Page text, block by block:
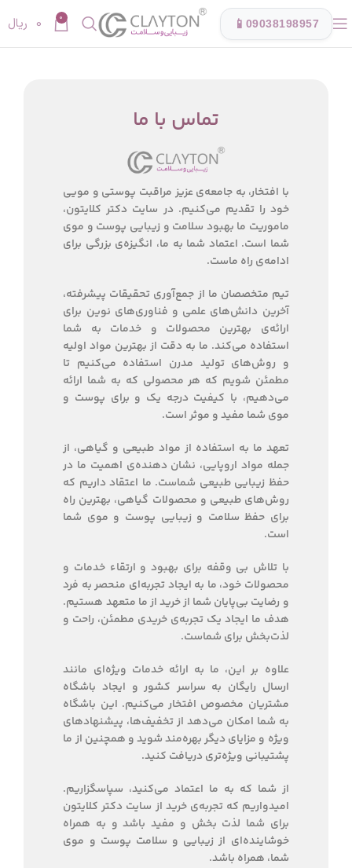
📱 09038198957
0
0 ریال
تماس با ما
با افتخار، به جامعه‌ی عزیز مراقبت پوستی و مویی
خود را تقدیم می‌کنیم. در سایت دکتر کلایتون،
ماموریت ما بهبود سلامت و زیبایی پوست و موی
شما است. اعتماد شما به ما، انگیزه‌ی بزرگی برای
ادامه‌ی راه ماست.
تیم متخصصان ما از جمع‌آوری تحقیقات پیشرفته،
آخرین دانش‌های علمی و فناوری‌های نوین برای
ارائه‌ی بهترین محصولات و خدمات به شما
استفاده می‌کند. ما به دقت از بهترین مواد اولیه
و روش‌های تولید مدرن استفاده می‌کنیم تا
مطمئن شویم که هر محصولی که به شما ارائه
می‌دهیم، با کیفیت درجه یک و برای پوست و
موی شما مفید و موثر است.
تعهد ما به استفاده از مواد طبیعی و گیاهی، از
جمله مواد اروپایی، نشان دهنده‌ی اهمیت ما در
حفظ زیبایی طبیعی شماست. ما اعتقاد داریم که
روش‌های طبیعی و محصولات گیاهی، بهترین راه
برای حفظ سلامت و زیبایی پوست و موی شما
است.
با تلاش بی وقفه برای بهبود و ارتقاء خدمات و
محصولات خود، ما به ایجاد تجربه‌ای منحصر به فرد
و رضایت بی‌پایان شما از خرید از ما متعهد هستیم.
هدف ما ایجاد یک تجربه‌ی خریدی مطمئن، راحت و
لذت‌بخش برای شماست.
علاوه بر این، ما به ارائه خدمات ویژه‌ای مانند
ارسال رایگان به سراسر کشور و ایجاد باشگاه
مشتریان مخصوص افتخار می‌کنیم. این باشگاه
به شما امکان می‌دهد از تخفیف‌ها، پیشنهادهای
ویژه و مزایای دیگر بهره‌مند شوید و همچنین از ما
پشتیبانی ویژه‌تری دریافت کنید.
از شما که به ما اعتماد می‌کنید، سپاسگزاریم.
امیدواریم که تجربه‌ی خرید از سایت دکتر کلایتون
برای شما لذت بخش و مفید باشد و به همراه
خوشاینده‌ای از زیبایی و سلامت پوست و موی
شما، همراه باشد.